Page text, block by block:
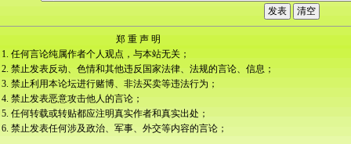
郑 重 声 明
1. 任何言论纯属作者个人观点，与本站无关；
2. 禁止发表反动、色情和其他违反国家法律、法规的言论、信息；
3. 禁止利用本论坛进行赌博、非法买卖等违法行为；
4. 禁止发表恶意攻击他人的言论；
5. 任何转载或转贴都应注明真实作者和真实出处；
6. 禁止发表任何涉及政治、军事、外交等内容的言论；